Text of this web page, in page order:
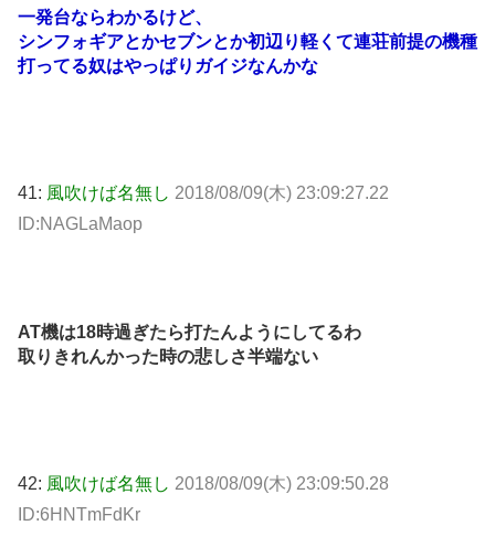
一発台ならわかるけど、
シンフォギアとかセブンとか初辺り軽くて連荘前提の機種
打ってる奴はやっぱりガイジなんかな
41: 風吹けば名無し 2018/08/09(木) 23:09:27.22
ID:NAGLaMaop
AT機は18時過ぎたら打たんようにしてるわ
取りきれんかった時の悲しさ半端ない
42: 風吹けば名無し 2018/08/09(木) 23:09:50.28
ID:6HNTmFdKr